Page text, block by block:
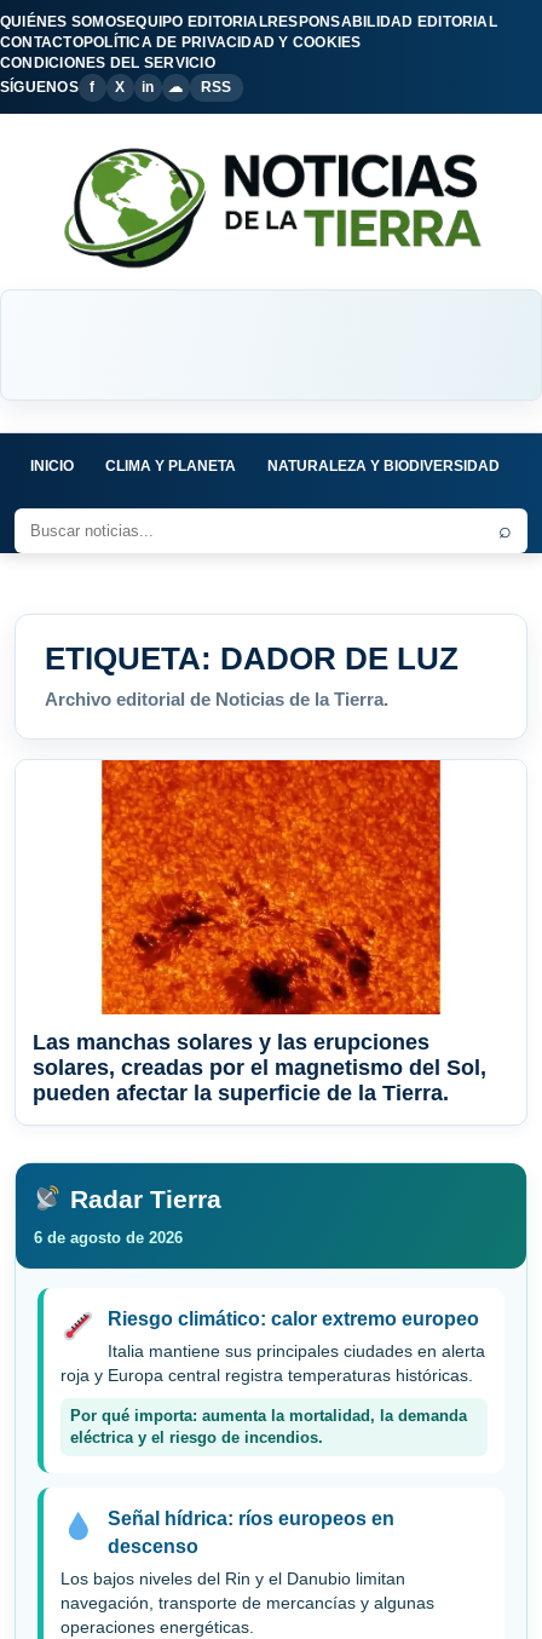
QUIÉNES SOMOSEQUIPO EDITORIALRESPONSABILIDAD EDITORIAL
CONTACTOPOLÍTICA DE PRIVACIDAD Y COOKIES
CONDICIONES DEL SERVICIO
SÍGUENOS
f X in ☁ RSS
INICIO CLIMA Y PLANETA NATURALEZA Y BIODIVERSIDAD
⌕
ETIQUETA: DADOR DE LUZ
Archivo editorial de Noticias de la Tierra.
Las manchas solares y las erupciones
solares, creadas por el magnetismo del Sol,
pueden afectar la superficie de la Tierra.
Radar Tierra
6 de agosto de 2026
Riesgo climático: calor extremo europeo
Italia mantiene sus principales ciudades en alerta
roja y Europa central registra temperaturas históricas.
Por qué importa: aumenta la mortalidad, la demanda
eléctrica y el riesgo de incendios.
Señal hídrica: ríos europeos en
descenso
Los bajos niveles del Rin y el Danubio limitan
navegación, transporte de mercancías y algunas
operaciones energéticas.